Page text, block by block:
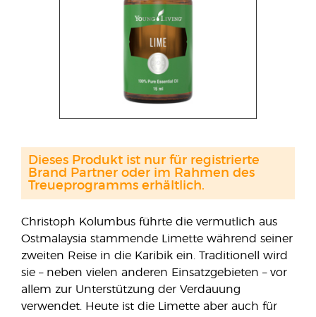
Christoph Kolumbus führte die vermutlich aus
Ostmalaysia stammende Limette während seiner
zweiten Reise in die Karibik ein. Traditionell wird
sie – neben vielen anderen Einsatzgebieten – vor
allem zur Unterstützung der Verdauung
verwendet. Heute ist die Limette aber auch für
Dieses Produkt ist nur für registrierte
Brand Partner oder im Rahmen des
Treueprogramms erhältlich.